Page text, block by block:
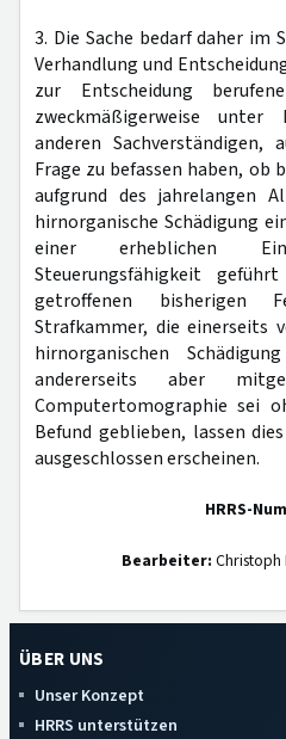
3. Die Sache bedarf daher im
Verhandlung und
zur Entscheidung
zweckmäßigerweise unter
anderen
Frage zu befassen haben, ob
aufgrund des jahrelangen
hirnorganische Schädigung
einer erheblichen
Steuerungsfähigkeit
getroffenen bisherigen
Strafkammer, die einerseits
hirnorganischen
andererseits aber
Computertomographie sei
Befund geblieben, lassen
ausgeschlossen erscheinen.
HRRS-
Bearbeiter:
ÜBER UNS
Unser Konzept
HRRS unterstützen